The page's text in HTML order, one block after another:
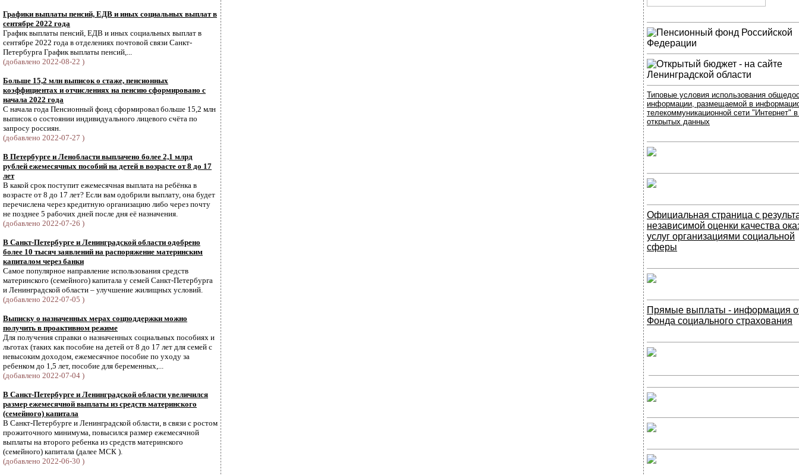
Графики выплаты пенсий, ЕДВ и иных социальных выплат в
сентябре 2022 года
График выплаты пенсий, ЕДВ и иных социальных выплат в
сентябре 2022 года в отделениях почтовой связи Санкт-
Петербурга График выплаты пенсий,...
(добавлено 2022-08-22 )
Больше 15,2 млн выписок о стаже, пенсионных
коэффициентах и отчислениях на пенсию сформировано с
начала 2022 года
С начала года Пенсионный фонд сформировал больше 15,2 млн
выписок о состоянии индивидуального лицевого счёта по
запросу россиян.
(добавлено 2022-07-27 )
В Петербурге и Ленобласти выплачено более 2,1 млрд
рублей ежемесячных пособий на детей в возрасте от 8 до 17
лет
В какой срок поступит ежемесячная выплата на ребёнка в
возрасте от 8 до 17 лет? Если вам одобрили выплату, она будет
перечислена через кредитную организацию либо через почту
не позднее 5 рабочих дней после дня её назначения.
(добавлено 2022-07-26 )
В Санкт-Петербурге и Ленинградской области одобрено
более 10 тысяч заявлений на распоряжение материнским
капиталом через банки
Самое популярное направление использования средств
материнского (семейного) капитала у семей Санкт-Петербурга
и Ленинградской области – улучшение жилищных условий.
(добавлено 2022-07-05 )
Выписку о назначенных мерах соцподдержки можно
получить в проактивном режиме
Для получения справки о назначенных социальных пособиях и
льготах (таких как пособие на детей от 8 до 17 лет для семей с
невысоким доходом, ежемесячное пособие по уходу за
ребенком до 1,5 лет, пособие для беременных,...
(добавлено 2022-07-04 )
В Санкт-Петербурге и Ленинградской области увеличился
размер ежемесячной выплаты из средств материнского
(семейного) капитала
В Санкт-Петербурге и Ленинградской области, в связи с ростом
прожиточного минимума, повысился размер ежемесячной
выплаты на второго ребенка из средств материнского
(семейного) капитала (далее МСК ).
(добавлено 2022-06-30 )
Типовые условия использования
информации, размещаемой в
телекоммуникационной сети "Интернет"
открытых данных
Официальная страница с
независимой оценки качества
услуг организациями социальной
сферы
Прямые выплаты - информация
Фонда социального страхования